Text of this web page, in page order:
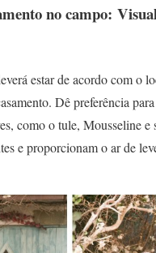
no campo:
estar de acordo com o
Dê preferência
como o tule, Mousseline e
e proporcionam o ar de